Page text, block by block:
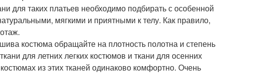
для таких платьев необходимо подбирать с особенной
мягкими и приятными к телу. Как правило,
костюма обращайте на плотность полотна и степень
для летних легких костюмов и ткани для осенних
из этих тканей одинаково комфортно. Очень